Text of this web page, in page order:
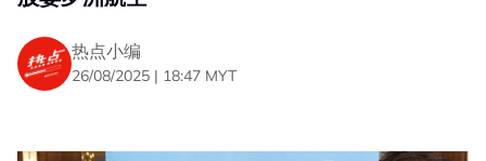
热点小编
26/08/2025 | 18:47 MYT